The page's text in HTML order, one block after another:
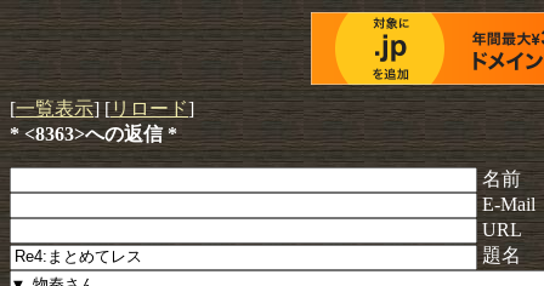
[一覧表示] [リロード]
* <8363>への返信 *
名前
E-Mail
URL
題名